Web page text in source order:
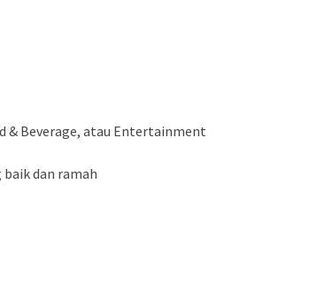
& Beverage, atau Entertainment
dan ramah